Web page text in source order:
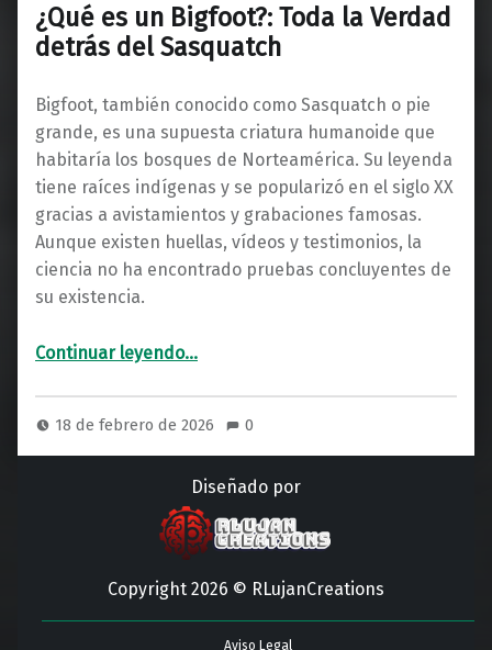
¿Qué es un Bigfoot?: Toda la Verdad
detrás del Sasquatch
Bigfoot, también conocido como Sasquatch o pie
grande, es una supuesta criatura humanoide que
habitaría los bosques de Norteamérica. Su leyenda
tiene raíces indígenas y se popularizó en el siglo XX
gracias a avistamientos y grabaciones famosas.
Aunque existen huellas, vídeos y testimonios, la
ciencia no ha encontrado pruebas concluyentes de
su existencia.
Continuar leyendo“¿Qué es un Bigfoot?: Toda la Verdad detrás del Sasquatch”
…
18 de febrero de 2026 0
Diseñado por
Copyright 2026 © RLujanCreations
Aviso Legal